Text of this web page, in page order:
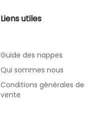
Liens utiles
Guide des nappes
Qui sommes nous
Conditions générales de
vente